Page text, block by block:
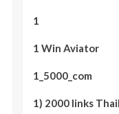
1
1 Win Aviator
1_5000_com
1) 2000 links